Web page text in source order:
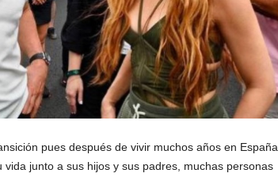
pues después de vivir muchos años en España
junto a sus hijos y sus padres, muchas personas